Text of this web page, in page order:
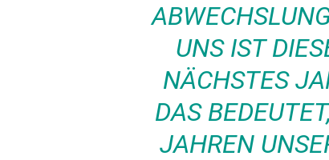
UNS IST
NÄCHSTES
DAS
JAHREN